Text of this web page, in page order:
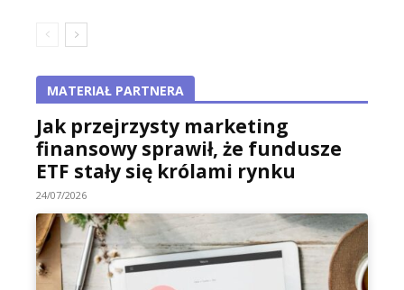
MATERIAŁ PARTNERA
Jak przejrzysty marketing
finansowy sprawił, że fundusze
ETF stały się królami rynku
24/07/2026